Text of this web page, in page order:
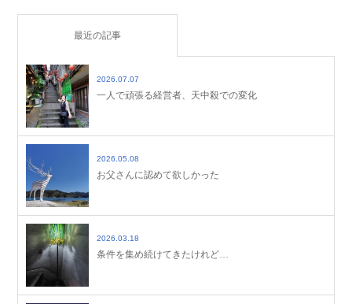
最近の記事
2026.07.07
一人で頑張る経営者、天中殺での変化
2026.05.08
お父さんに認めて欲しかった
2026.03.18
条件を集め続けてきたけれど…